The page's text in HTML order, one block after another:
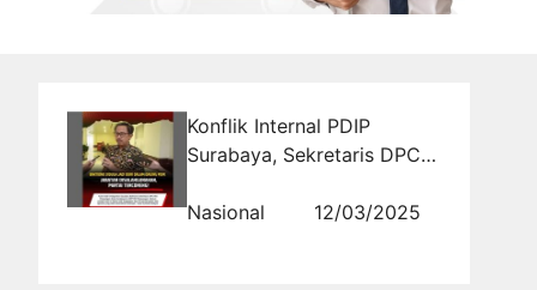
Konflik Internal PDIP
Surabaya, Sekretaris DPC
Bocorkan Informasi
Nasional 12/03/2025